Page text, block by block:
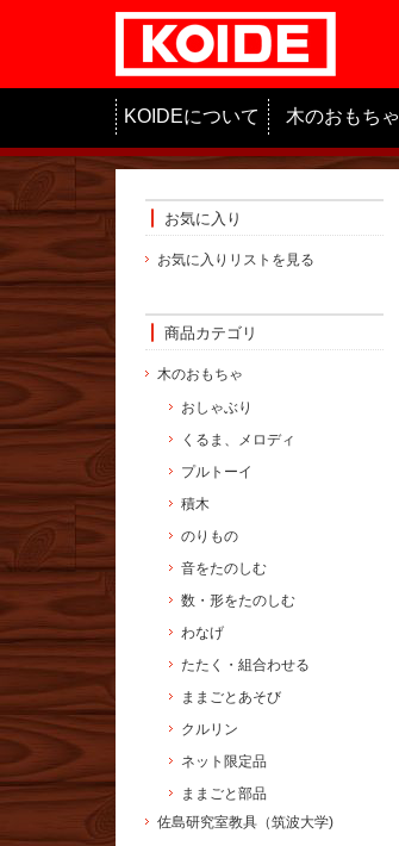
KOIDEについて 木のおもちゃ
お気に入り
お気に入りリストを見る
商品カテゴリ
木のおもちゃ
おしゃぶり
くるま、メロディ
プルトーイ
積木
のりもの
音をたのしむ
数・形をたのしむ
わなげ
たたく・組合わせる
ままごとあそび
クルリン
ネット限定品
ままごと部品
佐島研究室教具（筑波大学)